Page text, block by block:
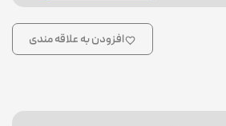
افزودن به علاقه مندی